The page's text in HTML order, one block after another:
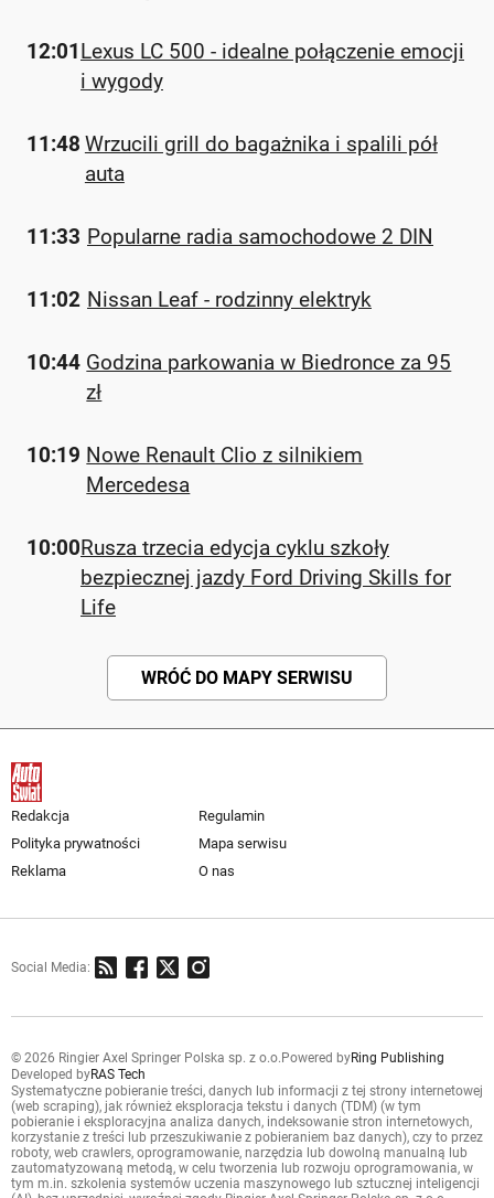
12:01Lexus LC 500 - idealne połączenie emocji
i wygody
11:48 Wrzucili grill do bagażnika i spalili pół
auta
11:33 Popularne radia samochodowe 2 DIN
11:02 Nissan Leaf - rodzinny elektryk
10:44 Godzina parkowania w Biedronce za 95
zł
10:19 Nowe Renault Clio z silnikiem
Mercedesa
10:00Rusza trzecia edycja cyklu szkoły
bezpiecznej jazdy Ford Driving Skills for
Life
WRÓĆ DO MAPY SERWISU
Redakcja
Regulamin
Polityka prywatności
Mapa serwisu
Reklama
O nas
Social Media:
© 2026 Ringier Axel Springer Polska sp. z o.o. Powered byRing Publishing
Developed byRAS Tech
Systematyczne pobieranie treści, danych lub informacji z tej strony internetowej
(web scraping), jak również eksploracja tekstu i danych (TDM) (w tym
pobieranie i eksploracyjna analiza danych, indeksowanie stron internetowych,
korzystanie z treści lub przeszukiwanie z pobieraniem baz danych), czy to przez
roboty, web crawlers, oprogramowanie, narzędzia lub dowolną manualną lub
zautomatyzowaną metodą, w celu tworzenia lub rozwoju oprogramowania, w
tym m.in. szkolenia systemów uczenia maszynowego lub sztucznej inteligencji